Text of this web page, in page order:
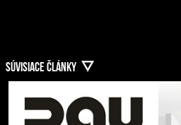
SÚVISIACE ČLÁNKY